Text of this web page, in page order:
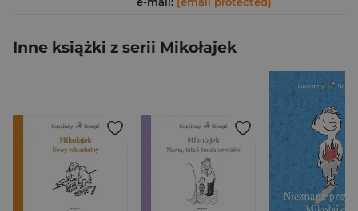
Inne książki z serii Mikołajek